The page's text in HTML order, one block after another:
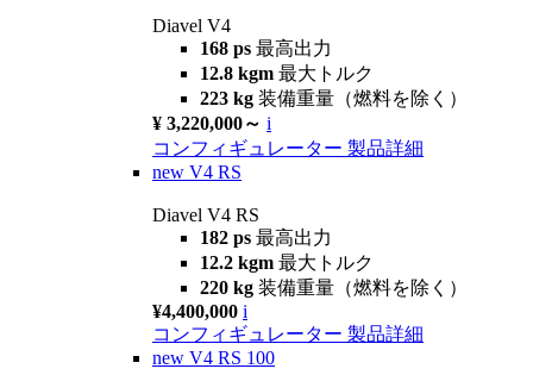
Diavel V4
168 ps 最高出力
12.8 kgm 最大トルク
223 kg 装備重量（燃料を除く）
¥ 3,220,000～ i
コンフィギュレーター 製品詳細
new V4 RS
Diavel V4 RS
182 ps 最高出力
12.2 kgm 最大トルク
220 kg 装備重量（燃料を除く）
¥4,400,000 i
コンフィギュレーター 製品詳細
new V4 RS 100